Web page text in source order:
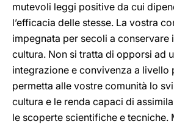
mutevoli leggi positive da cui
l’efficacia delle stesse. La vostra
impegnata per secoli a conservare
cultura. Non si tratta di opporsi ad
integrazione e convivenza a livello
permetta alle vostre comunità lo
cultura e le renda capaci di
le scoperte scientifiche e tecniche.